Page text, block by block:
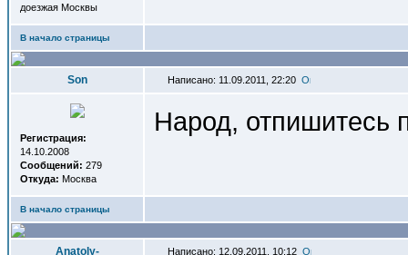
доезжая Москвы
В начало страницы
Son Написано: 11.09.2011, 22:20
Регистрация:
14.10.2008
Сообщений: 279
Откуда: Москва
Народ, отпишитесь
В начало страницы
Anatoly- Написано: 12.09.2011, 10:12